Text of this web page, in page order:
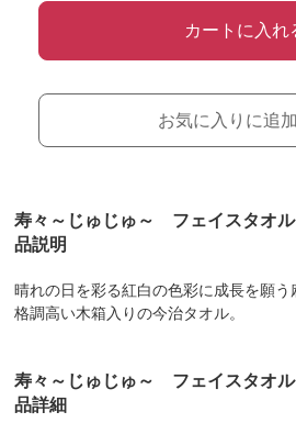
カートに入れ
お気に入りに追
寿々～じゅじゅ～ フェイスタオ
品説明
晴れの日を彩る紅白の色彩に成長を願う
格調高い木箱入りの今治タオル。
寿々～じゅじゅ～ フェイスタオ
品詳細